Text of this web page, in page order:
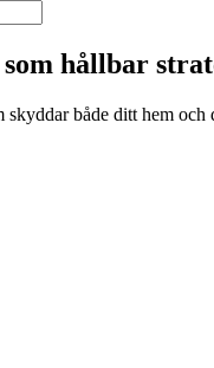
hållbar
skyddar både ditt hem och